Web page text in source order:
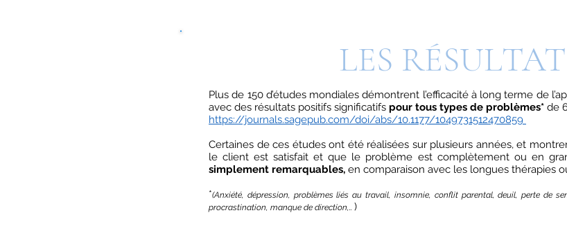
LES
Plus de 150 d’études mondiales démontrent l’efficacité à long terme de
avec des résultats positifs significatifs pour tous types de problèmes* de
https://journals.sagepub.com/doi/abs/10.1177/1049731512470859
Certaines de ces études ont été réalisées sur plusieurs années, et
le client est satisfait et que le problème est complètement ou en
simplement remarquables, en comparaison avec les longues thérapies
*(Anxiété, dépression, problèmes liés au travail, insomnie, conflit parental, deuil, perte de
procrastination, manque de direction,.. )